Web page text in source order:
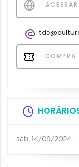
COMPRA
sab, 14/09/2024 -